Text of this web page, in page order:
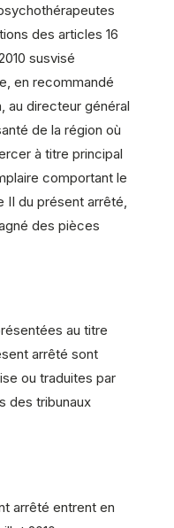
des articles 16
susvisé
en recommandé
au directeur général
de la région où
à titre principal
comportant le
II du présent arrêté,
des pièces
au titre
arrêté sont
ou traduites par
des tribunaux
arrêté entrent en